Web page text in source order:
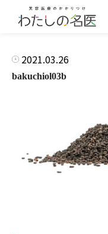
2021.03.26
bakuchiol03b